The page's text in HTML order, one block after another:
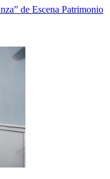
de Escena Patrimonio